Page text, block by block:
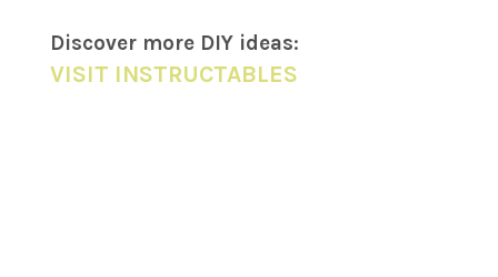
Discover more DIY ideas:
VISIT INSTRUCTABLES